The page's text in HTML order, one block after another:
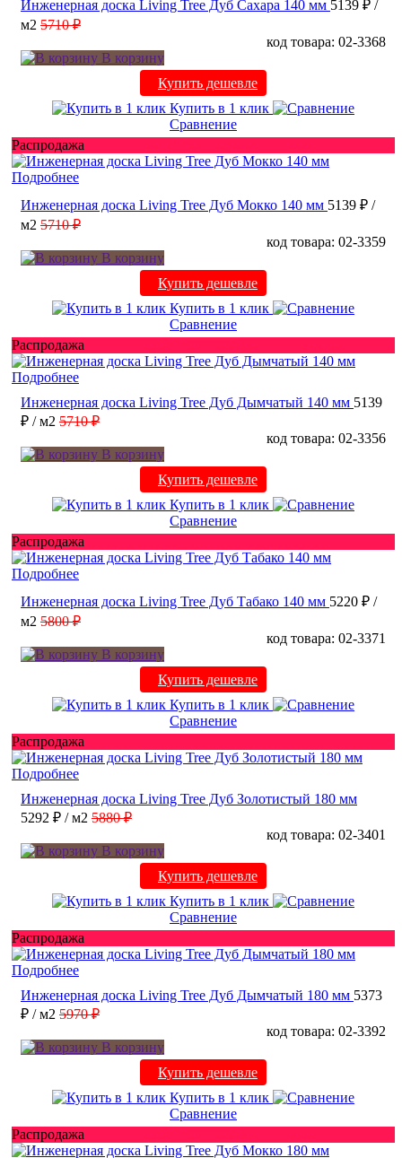
Инженерная доска Living Tree Дуб Сахара 140 мм 5139 ₽ /
м2 5710 ₽
код товара: 02-3368
В корзину
Купить дешевле
Купить в 1 клик
Сравнение
Распродажа
Подробнее
Инженерная доска Living Tree Дуб Мокко 140 мм 5139 ₽ /
м2 5710 ₽
код товара: 02-3359
В корзину
Купить дешевле
Купить в 1 клик
Сравнение
Распродажа
Подробнее
Инженерная доска Living Tree Дуб Дымчатый 140 мм 5139
₽ / м2 5710 ₽
код товара: 02-3356
В корзину
Купить дешевле
Купить в 1 клик
Сравнение
Распродажа
Подробнее
Инженерная доска Living Tree Дуб Табако 140 мм 5220 ₽ /
м2 5800 ₽
код товара: 02-3371
В корзину
Купить дешевле
Купить в 1 клик
Сравнение
Распродажа
Подробнее
Инженерная доска Living Tree Дуб Золотистый 180 мм
5292 ₽ / м2 5880 ₽
код товара: 02-3401
В корзину
Купить дешевле
Купить в 1 клик
Сравнение
Распродажа
Подробнее
Инженерная доска Living Tree Дуб Дымчатый 180 мм 5373
₽ / м2 5970 ₽
код товара: 02-3392
В корзину
Купить дешевле
Купить в 1 клик
Сравнение
Распродажа